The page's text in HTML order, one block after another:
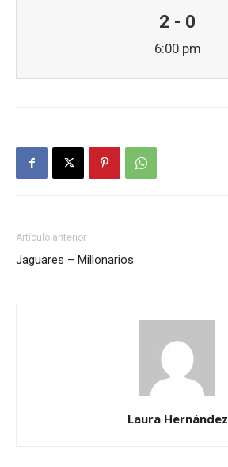
2 - 0
6:00 pm
Artículo anterior
Jaguares – Millonarios
Laura Hernández